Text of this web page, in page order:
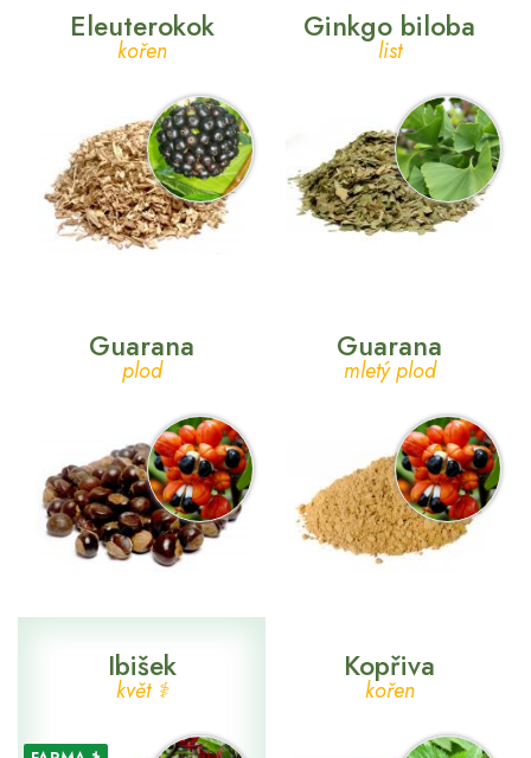
Eleuterokok
kořen
Ginkgo biloba
list
Guarana
plod
Guarana
mletý plod
Ibišek
květ ⚕
Kopřiva
kořen